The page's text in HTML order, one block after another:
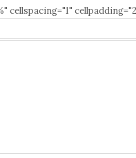
cellspacing="1"